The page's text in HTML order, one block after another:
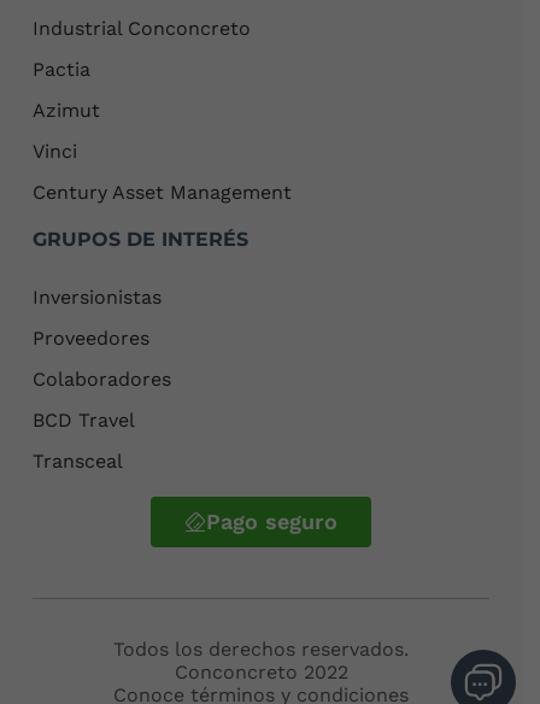
Industrial Conconcreto
Pactia
Azimut
Vinci
Century Asset Management
GRUPOS DE INTERÉS
Inversionistas
Proveedores
Colaboradores
BCD Travel
Transceal
Pago seguro
Todos los derechos reservados.
Conconcreto 2022
Conoce términos y condiciones